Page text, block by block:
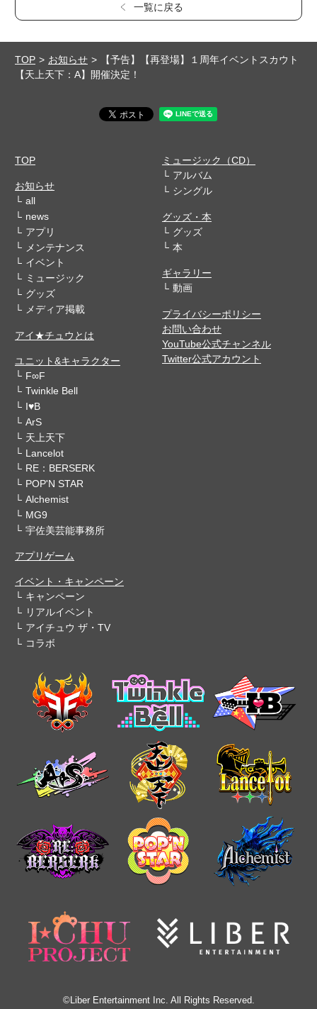
一覧に戻る
TOP お知らせ
【予告】【再登場】１周年イベントスカウト
【天上天下：A】開催決定！
TOP
お知らせ
all
news
アプリ
メンテナンス
イベント
ミュージック
グッズ
メディア掲載
アイ★チュウとは
ユニット&キャラクター
F∞F
Twinkle Bell
I♥B
ArS
天上天下
Lancelot
RE：BERSERK
POP'N STAR
Alchemist
MG9
宇佐美芸能事務所
アプリゲーム
イベント・キャンペーン
キャンペーン
リアルイベント
アイチュウ ザ・TV
コラボ
ミュージック（CD）
アルバム
シングル
グッズ・本
グッズ
本
ギャラリー
動画
プライバシーポリシー
お問い合わせ
YouTube公式チャンネル
Twitter公式アカウント
©Liber Entertainment Inc. All Rights Reserved.